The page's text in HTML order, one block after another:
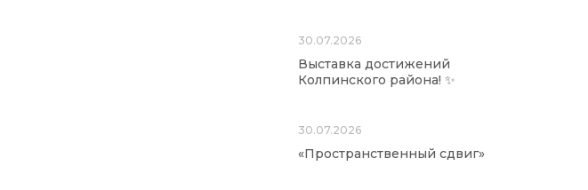
30.07.2026
Выставка достижений
Колпинского района! ✨
30.07.2026
«Пространственный сдвиг»